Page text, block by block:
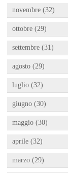
novembre (32)
ottobre (29)
settembre (31)
agosto (29)
luglio (32)
giugno (30)
maggio (30)
aprile (32)
marzo (29)